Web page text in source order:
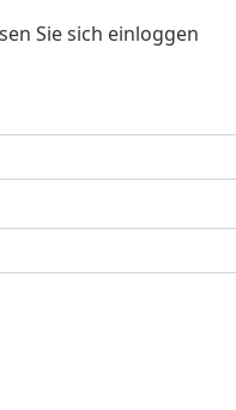
Sie sich einloggen